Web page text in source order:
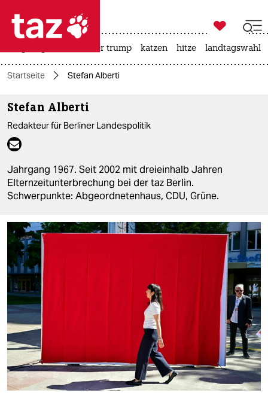
 taz zahl ich
taz zahl ich
themen
politik
öko
gesellschaft
sport
berlin
nord
wahrheit
verlag
verlag

taz zahl ich
usa unter trump katzen hitze landtagswahl
Startseite Stefan Alberti
Stefan Alberti
Redakteur für Berliner Landespolitik
Jahrgang 1967. Seit 2002 mit dreieinhalb Jahren
Elternzeitunterbrechung bei der taz Berlin.
Schwerpunkte: Abgeordnetenhaus, CDU, Grüne.